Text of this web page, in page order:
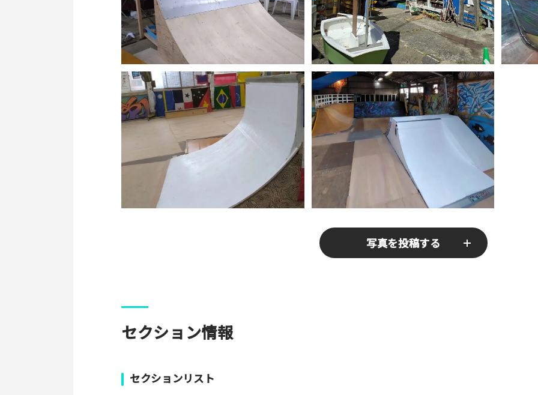
写真を投稿する
写真
[text photo1alt placeholder "写真の解説※任意]
セクション情報
セクションリスト